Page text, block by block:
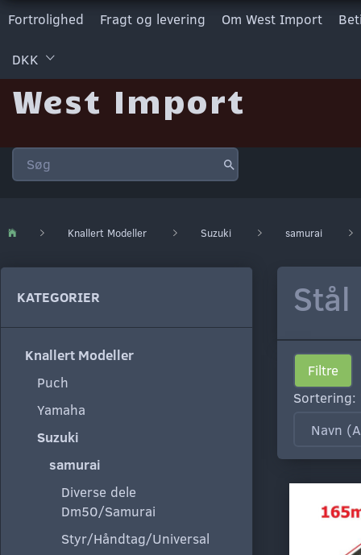
Fortrolighed Fragt og levering Om West Import
DKK
West Import
Knallert Modeller Suzuki samurai
KATEGORIER
Knallert Modeller
Puch
Yamaha
Suzuki
samurai
Diverse dele
Dm50/Samurai
Styr/Håndtag/Universal
Filtre
Sortering: